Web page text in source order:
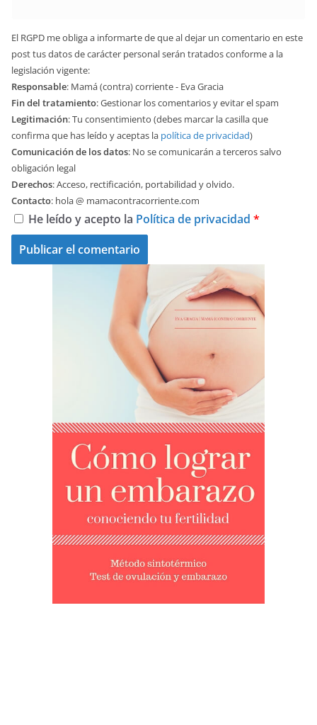
El RGPD me obliga a informarte de que al dejar un comentario en este
post tus datos de carácter personal serán tratados conforme a la
legislación vigente:
Responsable: Mamá (contra) corriente - Eva Gracia
Fin del tratamiento: Gestionar los comentarios y evitar el spam
Legitimación: Tu consentimiento (debes marcar la casilla que
confirma que has leído y aceptas la política de privacidad)
Comunicación de los datos: No se comunicarán a terceros salvo
obligación legal
Derechos: Acceso, rectificación, portabilidad y olvido.
Contacto: hola @ mamacontracorriente.com
He leído y acepto la Política de privacidad *